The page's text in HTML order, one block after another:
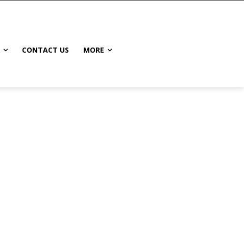
CONTACT US MORE